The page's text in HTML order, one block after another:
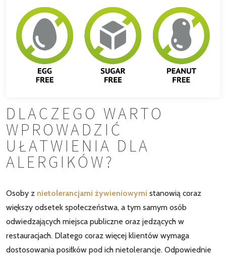
DLACZEGO WARTO
WPROWADZIĆ
UŁATWIENIA DLA
ALERGIKÓW?
Osoby z nietolerancjami żywieniowymi stanowią coraz
większy odsetek społeczeństwa, a tym samym osób
odwiedzających miejsca publiczne oraz jedzących w
restauracjach. Dlatego coraz więcej klientów wymaga
dostosowania posiłków pod ich nietolerancje. Odpowiednie